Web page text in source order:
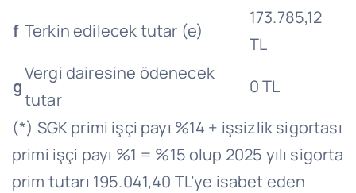
f Terkin edilecek tutar (e)
173.785,12
TL
g
Vergi dairesine ödenecek
tutar
0 TL
(*) SGK primi işçi payı %14 + işsizlik sigortası
primi işçi payı %1 = %15 olup 2025 yılı sigorta
prim tutarı 195.041,40 TL’ye isabet eden